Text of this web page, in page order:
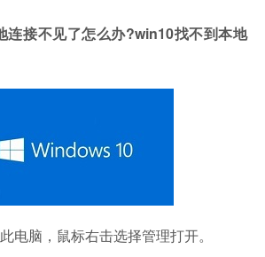
连接不见了怎么办?win10找不到本地
脑，鼠标右击选择管理打开。